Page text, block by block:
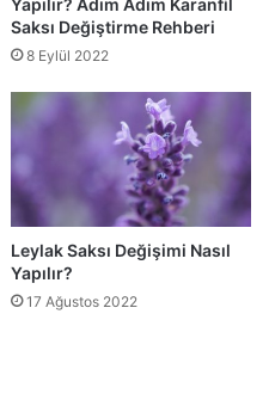
Yapılır? Adım Adım Karanfil
Saksı Değiştirme Rehberi
8 Eylül 2022
Leylak Saksı Değişimi Nasıl
Yapılır?
17 Ağustos 2022